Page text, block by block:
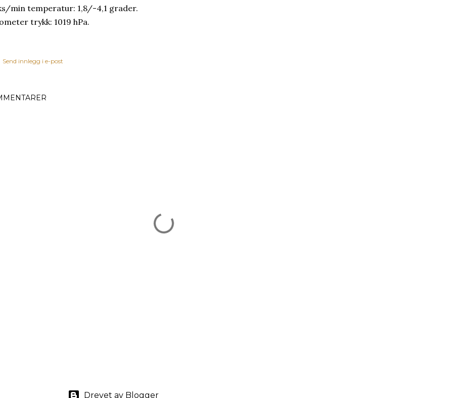
min temperatur: 1,8/-4,1 grader.
trykk: 1019 hPa.
Send innlegg i e-post
Drevet av Blogger